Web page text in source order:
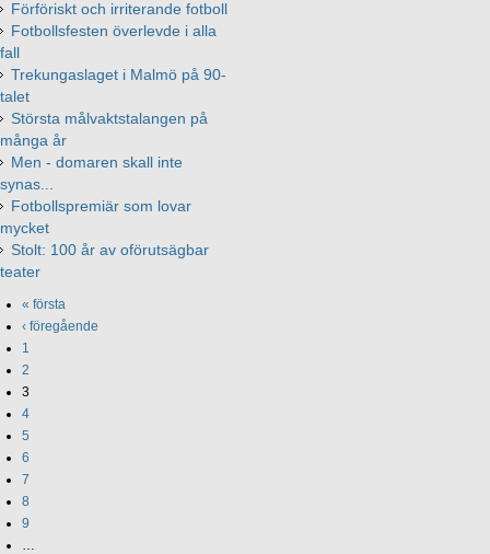
Förföriskt och irriterande fotboll
Fotbollsfesten överlevde i alla
fall
Trekungaslaget i Malmö på 90-
talet
Största målvaktstalangen på
många år
Men - domaren skall inte
synas...
Fotbollspremiär som lovar
mycket
Stolt: 100 år av oförutsägbar
teater
« första
‹ föregående
1
2
3
4
5
6
7
8
9
…